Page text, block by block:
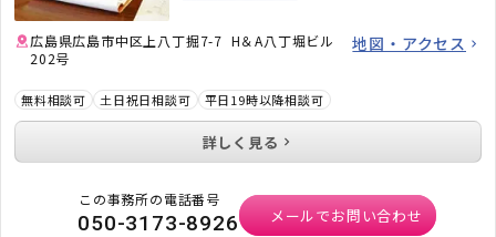
広島県広島市中区上八丁掘7-7 H＆A八丁堀ビル
202号
地図・アクセス
無料相談可 土日祝日相談可 平日19時以降相談可
詳しく見る
この事務所の電話番号
050-3173-8926 メールでお問い合わせ